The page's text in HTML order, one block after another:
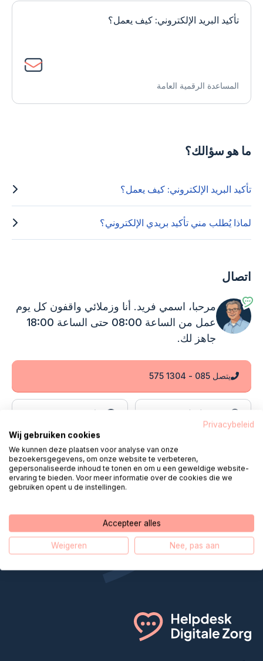
تأكيد البريد الإلكتروني: كيف يعمل؟
المساعدة الرقمية العامة
ما هو سؤالك؟
تأكيد البريد الإلكتروني: كيف يعمل؟
لماذا يُطلب مني تأكيد بريدي الإلكتروني؟
اتصال
مرحبا، اسمي فريد. أنا وزملائي واقفون كل يوم
عمل من الساعة 08:00 حتى الساعة 18:00
جاهز لك.
يتصل 085 - 1304 575
نحن نتصل بك محادثة
واتساب
مكتب المساعدة الرقمي للعناية يجعل
الرعاية عن بعد أقرب
قصتنا
Privacybeleid
Wij gebruiken cookies
We kunnen deze plaatsen voor analyse van onze
bezoekersgegevens, om onze website te verbeteren,
gepersonaliseerde inhoud te tonen en om u een geweldige website-
ervaring te bieden. Voor meer informatie over de cookies die we
gebruiken opent u de instellingen.
Accepteer alles
Weigeren Nee, pas aan